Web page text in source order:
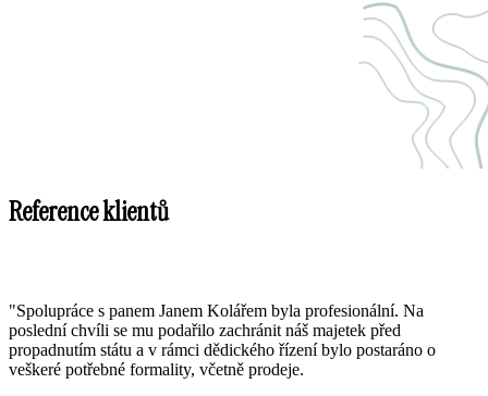
Reference klientů
"Spolupráce s panem Janem Kolářem byla profesionální. Na
poslední chvíli se mu podařilo zachránit náš majetek před
propadnutím státu a v rámci dědického řízení bylo postaráno o
veškeré potřebné formality, včetně prodeje.